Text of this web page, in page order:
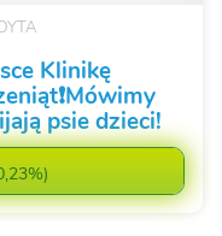
Klinikę
psie dzieci!
)